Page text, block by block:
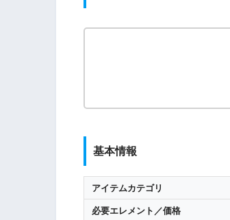
基本情報
アイテムカテゴリ
必要エレメント／価格